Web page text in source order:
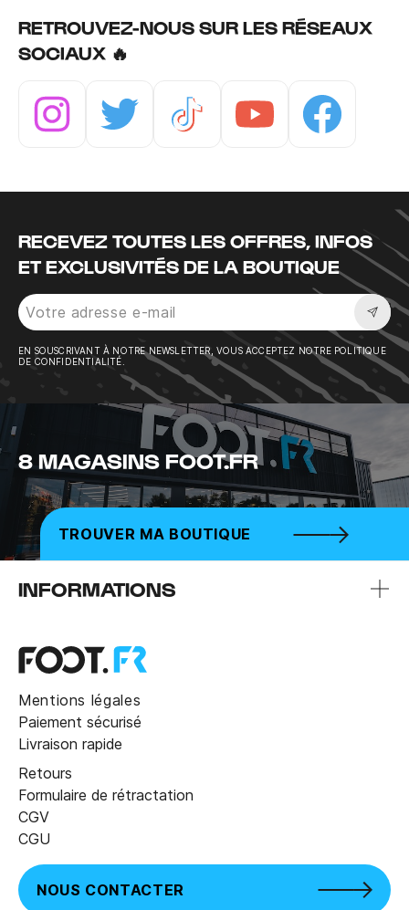
RETROUVEZ-NOUS SUR LES RÉSEAUX
SOCIAUX 🔥
RECEVEZ TOUTES LES OFFRES, INFOS
ET EXCLUSIVITÉS DE LA BOUTIQUE
EN SOUSCRIVANT À NOTRE NEWSLETTER, VOUS ACCEPTEZ NOTRE POLITIQUE
DE CONFIDENTIALITÉ.
8 MAGASINS FOOT.FR
TROUVER MA BOUTIQUE
INFORMATIONS
Mentions légales
Paiement sécurisé
Livraison rapide
Retours
Formulaire de rétractation
CGV
CGU
NOUS CONTACTER